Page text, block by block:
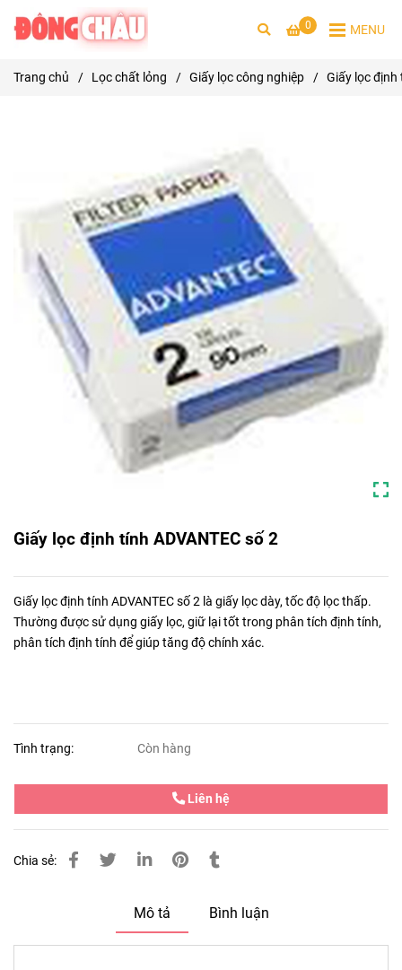
0 MENU
Trang chủ / Lọc chất lỏng / Giấy lọc công nghiệp / Giấy lọc định
Giấy lọc định tính ADVANTEC số 2
Giấy lọc ​​định tính ADVANTEC số 2 là giấy lọc dày, tốc độ lọc thấp.
Thường được sử dụng giấy lọc, giữ lại tốt trong phân tích định tính,
phân tích định tính để giúp tăng độ chính xác.
Tình trạng: Còn hàng
Liên hệ
Chia sẻ:
Mô tả Bình luận